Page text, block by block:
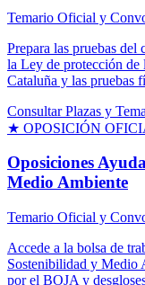
Temario Oficial y
Prepara las pruebas del
la Ley de protección de
Cataluña y las pruebas
Consultar Plazas y
★ OPOSICIÓN
Oposiciones
Medio Ambiente
Temario Oficial y
Accede a la bolsa de
Sostenibilidad y Medio
por el BOJA y